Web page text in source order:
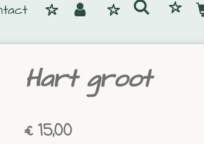
Hart groot
€ 15,00